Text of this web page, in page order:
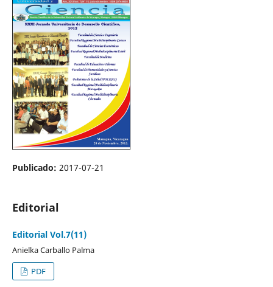
Publicado: 2017-07-21
Editorial
Editorial Vol.7(11)
Anielka Carballo Palma
PDF